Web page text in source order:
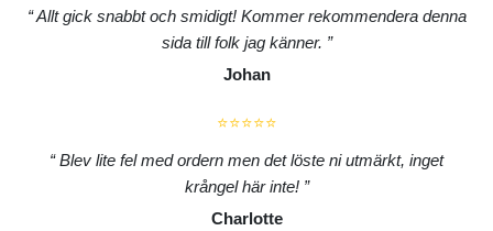
Allt gick snabbt och smidigt! Kommer rekommendera denna
sida till folk jag känner.
Johan
⭐⭐⭐⭐⭐
Blev lite fel med ordern men det löste ni utmärkt, inget
krångel här inte!
Charlotte